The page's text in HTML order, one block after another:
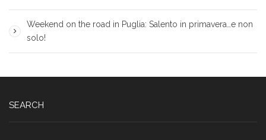
Weekend on the road in Puglia: Salento in primavera…e non
solo!
SEARCH